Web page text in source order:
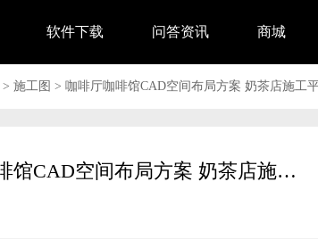
软件下载 问答资讯 商城
> 施工图 > 咖啡厅咖啡馆CAD空间布局方案 奶茶店施工
咖啡厅咖啡馆CAD空间布局方案 奶茶店施工平面布置图店铺装修设计